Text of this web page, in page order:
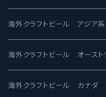
2nd Story Ale Works -セカン
ビアへるん - Beer Hearn
忽布古丹醸造 - HOP KOTAN
Maui マウイ
Toppling Goliath トップリン
Fair State フェアステイト
UnBarred -アンバード
SAIREN /サイレン
ワイルドチャイルド - Wilde
海外クラフトビール アジア系
gweilo-鬼佬 グウァイロ
Heart Of Darkness - ハート
海外クラフトビール オースト
ROCKY RIDGE - ロッキーリッ
海外クラフトビール カナダ